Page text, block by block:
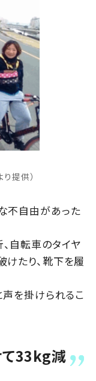
提供）
不自由があった
自転車のタイヤ
けたり、靴下を履
声を掛けられるこ
33kg減